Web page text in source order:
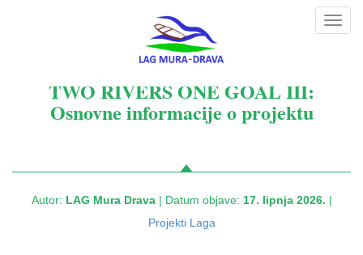
TWO RIVERS ONE GOAL III:
Osnovne informacije o projektu
Autor: LAG Mura Drava| Datum objave: 17. lipnja 2026. |
Projekti Laga